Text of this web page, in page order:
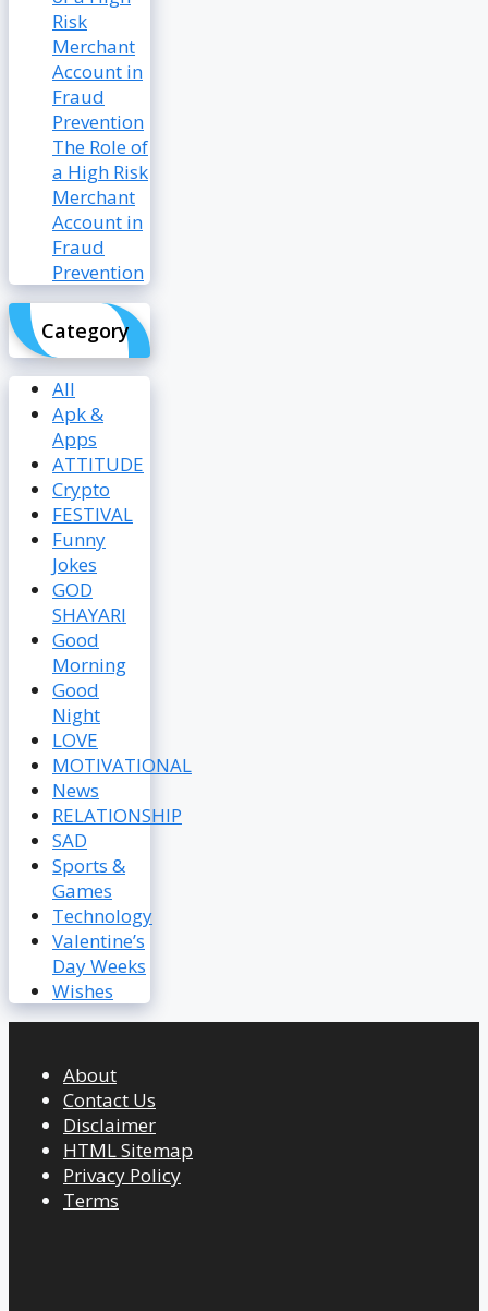
The Role of
a High Risk
Merchant
Account in
Fraud
Prevention
Category
All
Apk &
Apps
ATTITUDE
Crypto
FESTIVAL
Funny
Jokes
GOD
SHAYARI
Good
Morning
Good
Night
LOVE
MOTIVATIONAL
News
RELATIONSHIP
SAD
Sports &
Games
Technology
Valentine’s
Day Weeks
Wishes
About
Contact Us
Disclaimer
HTML Sitemap
Privacy Policy
Terms